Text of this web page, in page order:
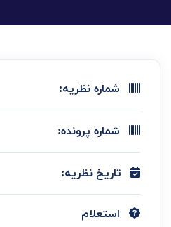
شماره نظریه:
شماره پرونده:
تاریخ نظریه:
استعلام